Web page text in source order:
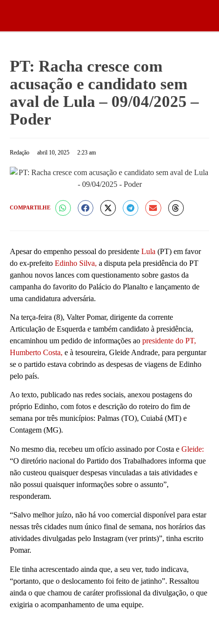
PT: Racha cresce com
acusação e candidato sem
aval de Lula – 09/04/2025 –
Poder
Redação abril 10, 2025 2:23 am
COMPARTILHE
Apesar do empenho pessoal do presidente Lula (PT) em favor
do ex-prefeito Edinho Silva, a disputa pela presidência do PT
ganhou novos lances com questionamento sobre gastos da
campanha do favorito do Palácio do Planalto e lançamento de
uma candidatura adversária.
Na terça-feira (8), Valter Pomar, dirigente da corrente
Articulação de Esquerda e também candidato à presidência,
encaminhou um pedido de informações ao presidente do PT,
Humberto Costa, e à tesoureira, Gleide Andrade, para perguntar
se o partido estava cobrindo as despesas de viagens de Edinho
pelo país.
Ao texto, publicado nas redes sociais, anexou postagens do
próprio Edinho, com fotos e descrição do roteiro do fim de
semana por três municípios: Palmas (TO), Cuiabá (MT) e
Contagem (MG).
No mesmo dia, recebeu um ofício assinado por Costa e Gleide:
“O diretório nacional do Partido dos Trabalhadores informa que
não custeou quaisquer despesas vinculadas a tais atividades e
não possui quaisquer informações sobre o assunto”,
responderam.
“Salvo melhor juízo, não há voo comercial disponível para estar
nessas três cidades num único final de semana, nos horários das
atividades divulgadas pelo Instagram (ver prints)”, tinha escrito
Pomar.
Ele tinha acrescentado ainda que, a seu ver, tudo indicava,
“portanto, que o deslocamento foi feito de jatinho”. Ressaltou
ainda o que chamou de caráter profissional da divulgação, o que
exigiria o acompanhamento de uma equipe.